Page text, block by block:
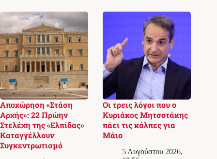
Αποχώρηση «Στάση
Αρχής»: 22 Πρώην
Στελέχη της «Ελπίδας»
Καταγγέλλουν
Συγκεντρωτισμό
Οι τρεις λόγοι που ο
Κυριάκος Μητσοτάκης
πάει τις κάλπες για
Μάιο
5 Αυγούστου 2026,